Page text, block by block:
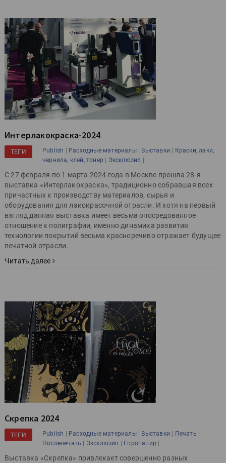
Интерлакокраска-2024
ТЕГИ Publish | Расходные материалы| Выставки | Краски, лаки,
чернила, клей, тонер | Эксклюзив |
С 27 февраля по 1 марта 2024 года в Москве прошла 28-я
выставка «Интерлакокраска», традиционно собравшая всех
причастных к производству материалов, сырья и
оборудования для лакокрасочной отрасли. И хотя на первый
взгляд данная выставка имеет весьма опосредованное
отношение к полиграфии, именно динамика развития
технологии покрытий весьма красноречиво отражает будущее
печатной отрасли.
Читать далее
Скрепка 2024
ТЕГИ Publish | Расходные материалы| Выставки | Печать |
Послепечать | Эксклюзив | Европапир |
Выставка «Скрепка» привлекает совершенно разных